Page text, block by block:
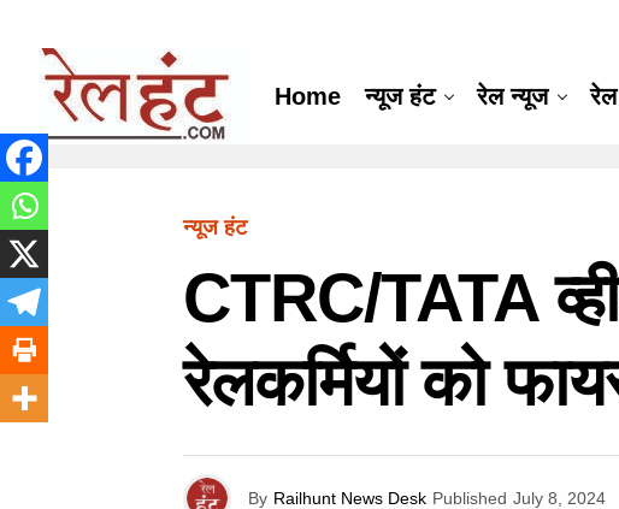
Home न्यूज हंट रेल न्यूज
न्यूज हंट
CTRC/TATA
रेलकर्मियों को
By Railhunt News Desk Published July 8, 2024